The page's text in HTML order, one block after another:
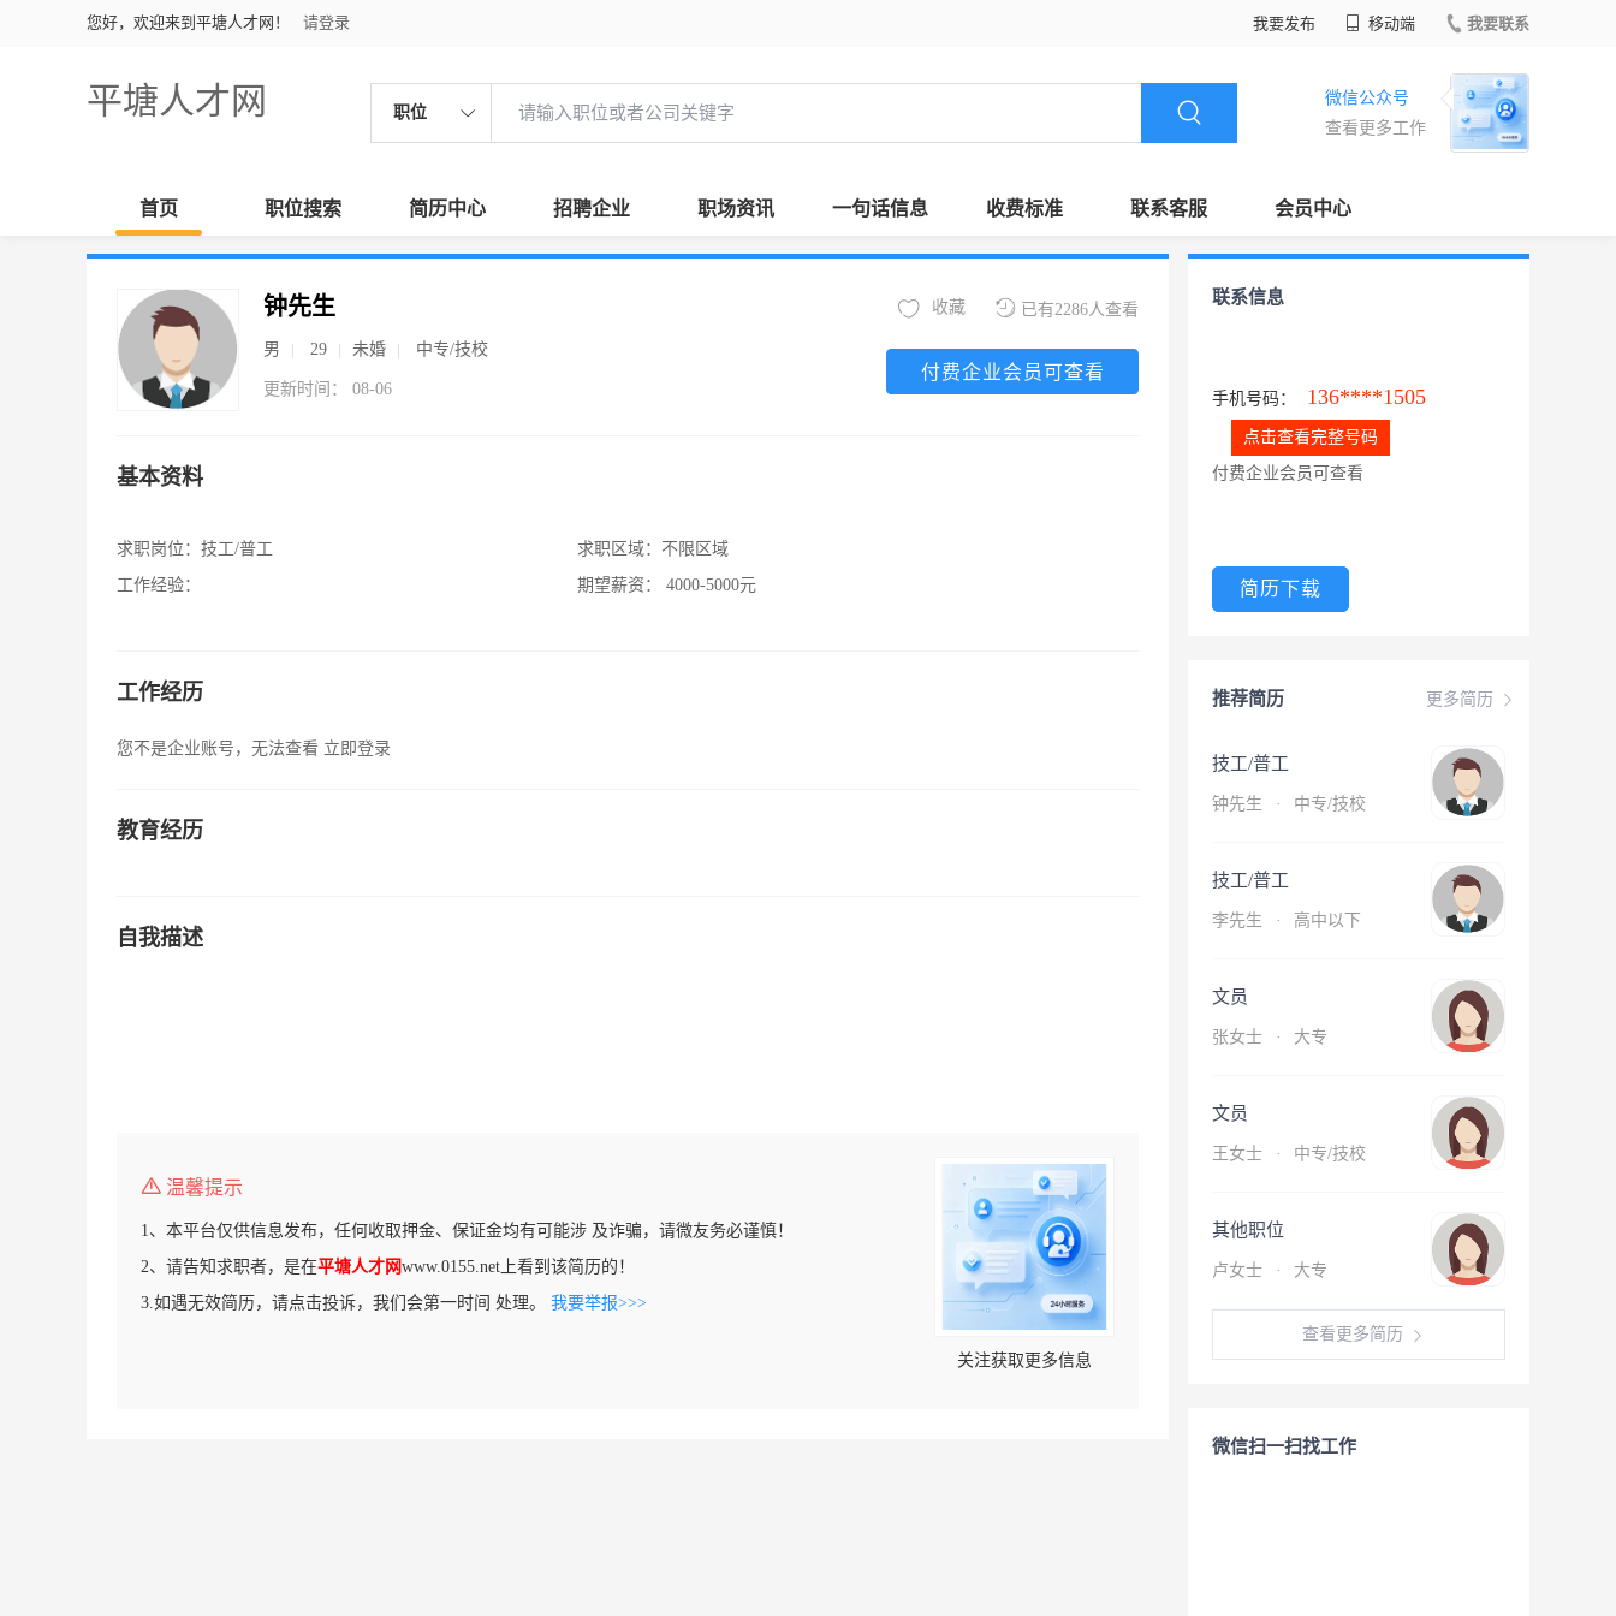
您好，欢迎来到平塘人才网！ 请登录 我要发布 移动端 我要联系
平塘人才网 职位
微信公众号
查看更多工作
首页 职位搜索 简历中心 招聘企业 职场资讯 一句话信息 收费标准 联系客服 会员中心
钟先生
男 29 未婚 中专/技校
更新时间： 08-06
已有2286人查看
收藏
付费企业会员可查看
基本资料
求职岗位： 技工/普工
工作经验：
求职区域： 不限区域
期望薪资：
4000-5000元
工作经历
您不是企业账号，无法查看 立即登录
教育经历
自我描述
温馨提示
1、本平台仅供信息发布，任何收取押金、保证金均有可能涉 及诈骗，请微友务必谨慎！
2、请告知求职者，是在平塘人才网www.0155.net上看到该简历的！
3.如遇无效简历，请点击投诉，我们会第一时间 处理。 我要举报>>>
关注获取更多信息
联系信息
手机号码： 136****1505
点击查看完整号码
付费企业会员可查看
简历下载
更多简历
推荐简历
技工/普工
钟先生 · 中专/技校
技工/普工
李先生 · 高中以下
文员
张女士 · 大专
文员
王女士 · 中专/技校
其他职位
卢女士 · 大专
查看更多简历
微信扫一扫找工作